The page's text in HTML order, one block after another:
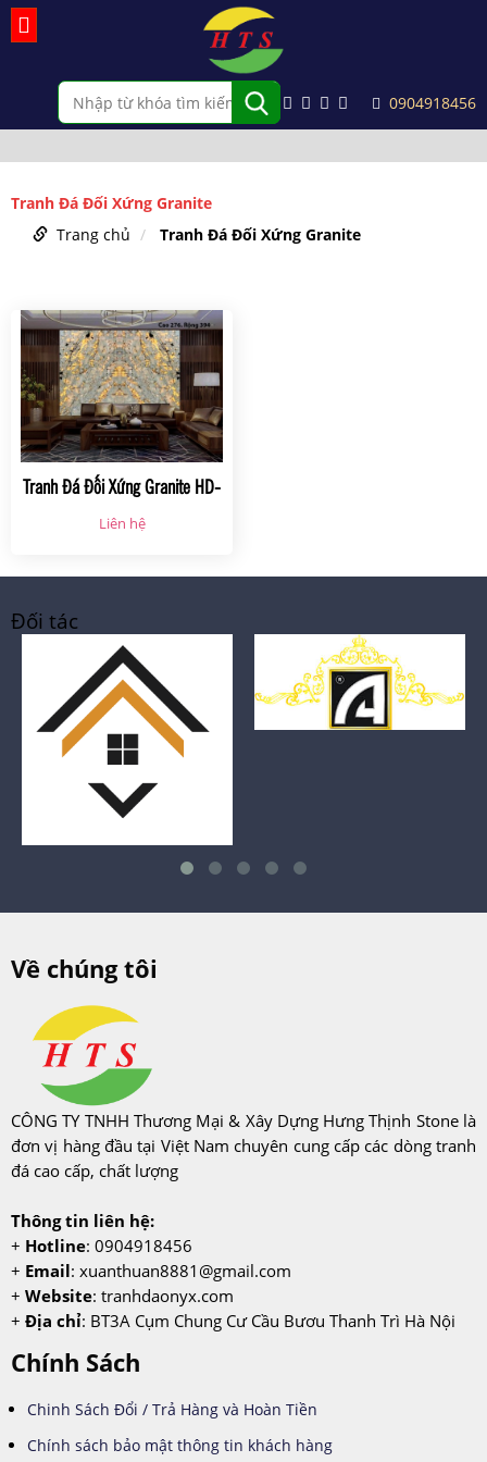
0904918456
Tranh Đá Đối Xứng Granite
Trang chủ
Tranh Đá Đối Xứng Granite
Tranh Đá Đối Xứng Granite HD-
Liên hệ
Đối tác
Về chúng tôi
CÔNG TY TNHH Thương Mại & Xây Dựng Hưng Thịnh Stone là
đơn vị hàng đầu tại Việt Nam chuyên cung cấp các dòng tranh
đá cao cấp, chất lượng
Thông tin liên hệ:
+ Hotline: 0904918456
+ Email: xuanthuan8881@gmail.com
+ Website: tranhdaonyx.com
+ Địa chỉ: BT3A Cụm Chung Cư Cầu Bươu Thanh Trì Hà Nội
Chính Sách
Chinh Sách Đổi / Trả Hàng và Hoàn Tiền
Chính sách bảo mật thông tin khách hàng